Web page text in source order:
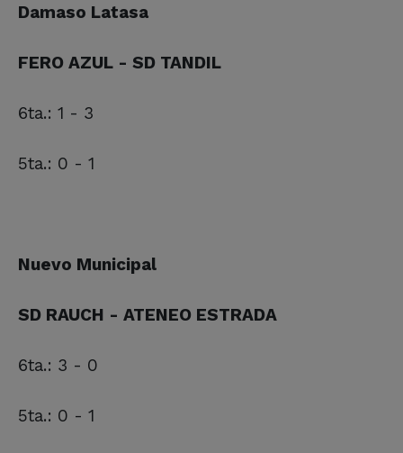
Damaso Latasa
FERO AZUL - SD TANDIL
6ta.: 1 - 3
5ta.: 0 - 1
Nuevo Municipal
SD RAUCH - ATENEO ESTRADA
6ta.: 3 - 0
5ta.: 0 - 1